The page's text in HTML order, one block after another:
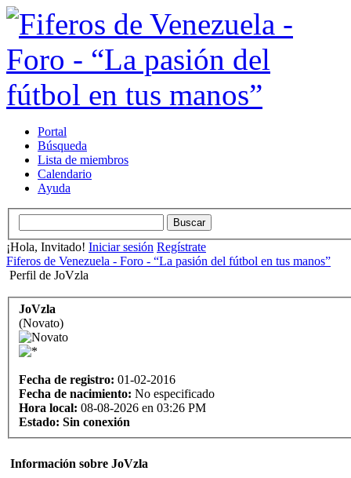
Portal
Búsqueda
Lista de miembros
Calendario
Ayuda
¡Hola, Invitado! Iniciar sesión Regístrate
Fiferos de Venezuela - Foro - “La pasión del fútbol en tus manos”
Perfil de JoVzla
JoVzla
(Novato)
Fecha de registro: 01-02-2016
Fecha de nacimiento: No especificado
Hora local: 08-08-2026 en 03:26 PM
Estado: Sin conexión
Información sobre JoVzla